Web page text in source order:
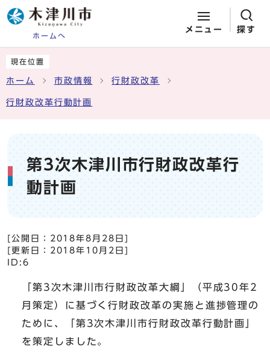
ホームへ
メニュー 探す
現在位置
ホーム 市政情報 行財政改革
行財政改革行動計画
第3次木津川市行財政改革行
動計画
[公開日： 2018年8月28日
[更新日： 2018年10月2日
ID:6
「第3次木津川市行財政改革大綱」（平成30年2
月策定）に基づく行財政改革の実施と進捗管理の
ために、「第3次木津川市行財政改革行動計画」
を策定しました。